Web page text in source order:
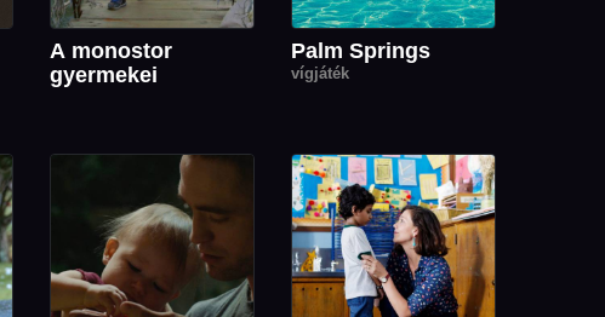
A monostor
gyermekei
Palm Springs
vígjáték